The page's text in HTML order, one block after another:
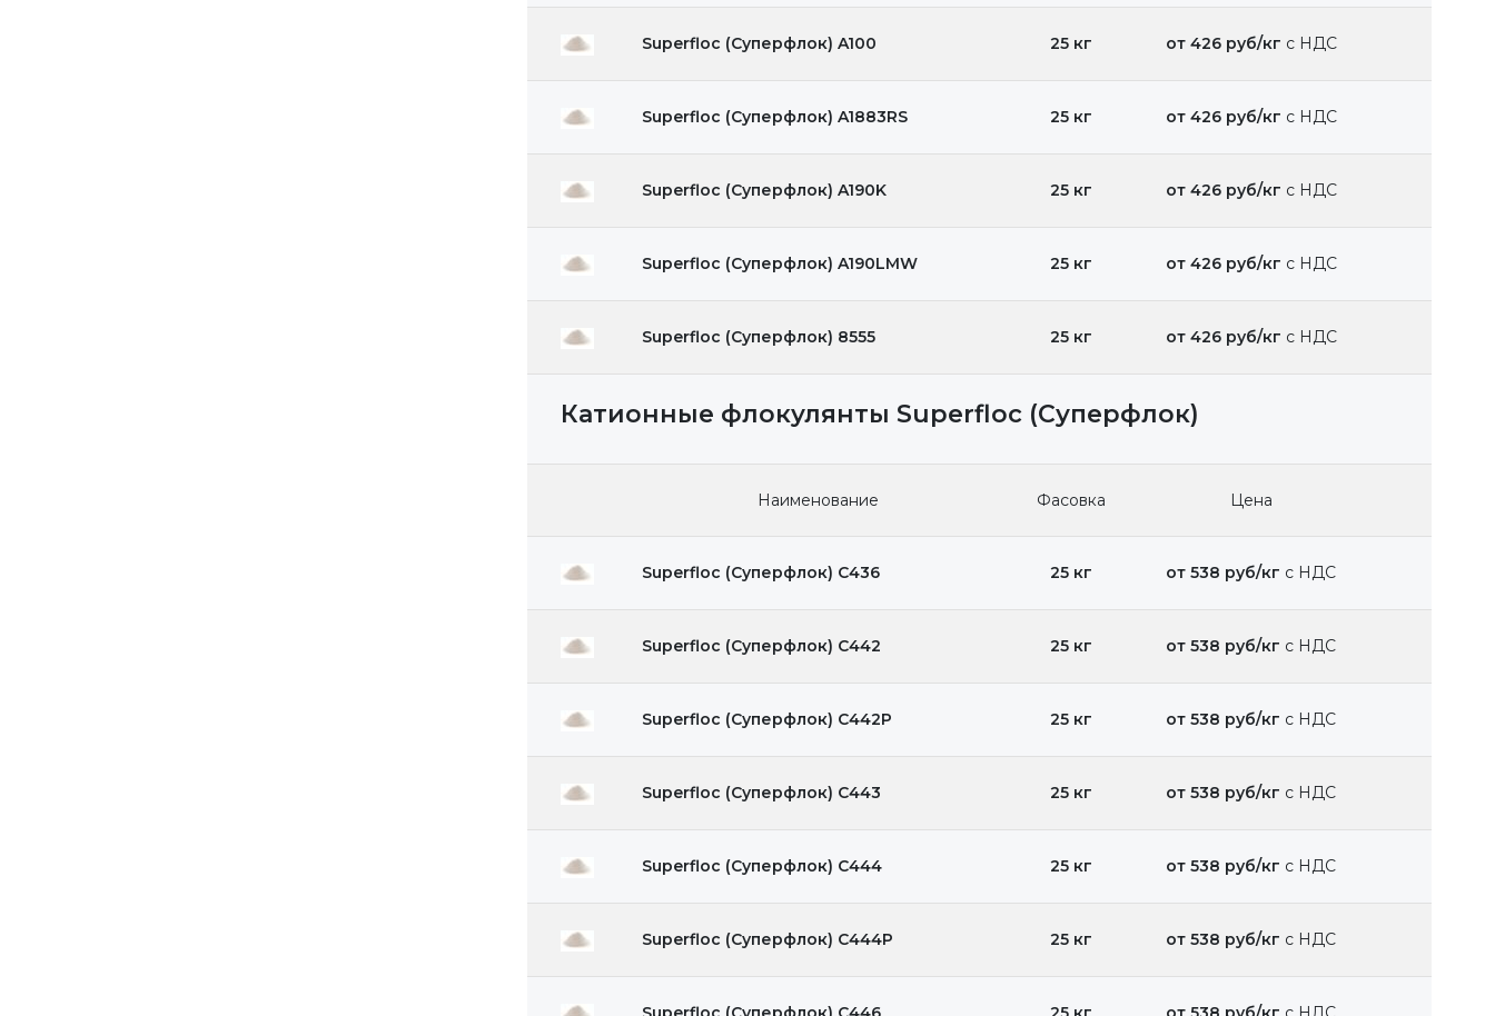
Superfloc (Суперфлок) A100 25 кг от 426 руб/кг с НДС
Superfloc (Суперфлок) A1883RS 25 кг от 426 руб/кг с НДС
Superfloc (Суперфлок) A190K 25 кг от 426 руб/кг с НДС
Superfloc (Суперфлок) A190LMW 25 кг от 426 руб/кг с НДС
Superfloc (Суперфлок) 8555 25 кг от 426 руб/кг с НДС
Катионные флокулянты Superfloc (Суперфлок)
Наименование Фасовка Цена
Superfloc (Суперфлок) C436 25 кг от 538 руб/кг с НДС
Superfloc (Суперфлок) C442 25 кг от 538 руб/кг с НДС
Superfloc (Суперфлок) C442P 25 кг от 538 руб/кг с НДС
Superfloc (Суперфлок) C443 25 кг от 538 руб/кг с НДС
Superfloc (Суперфлок) C444 25 кг от 538 руб/кг с НДС
Superfloc (Суперфлок) C444P 25 кг от 538 руб/кг с НДС